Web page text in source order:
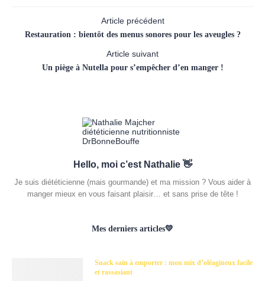
Article précédent
Restauration : bientôt des menus sonores pour les aveugles ?
Article suivant
Un piège à Nutella pour s’empêcher d’en manger !
Hello, moi c’est Nathalie 👋
Je suis diététicienne (mais gourmande) et ma mission ? Vous aider à
manger mieux en vous faisant plaisir… et sans prise de tête !
Mes derniers articles💛
Snack sain à emporter : mon mix d’oléagineux facile
et rassasiant